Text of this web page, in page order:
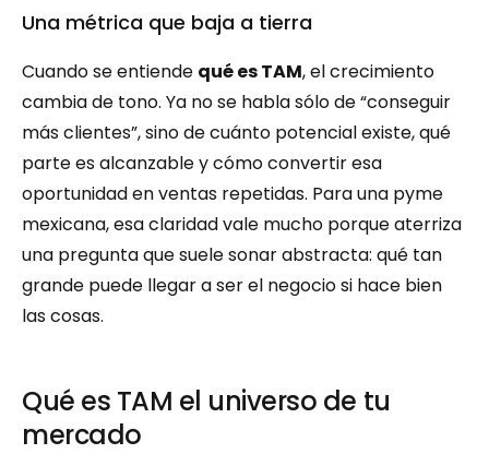
Una métrica que baja a tierra
Cuando se entiende qué es TAM, el crecimiento
cambia de tono. Ya no se habla sólo de “conseguir
más clientes”, sino de cuánto potencial existe, qué
parte es alcanzable y cómo convertir esa
oportunidad en ventas repetidas. Para una pyme
mexicana, esa claridad vale mucho porque aterriza
una pregunta que suele sonar abstracta: qué tan
grande puede llegar a ser el negocio si hace bien
las cosas.
Qué es TAM el universo de tu
mercado